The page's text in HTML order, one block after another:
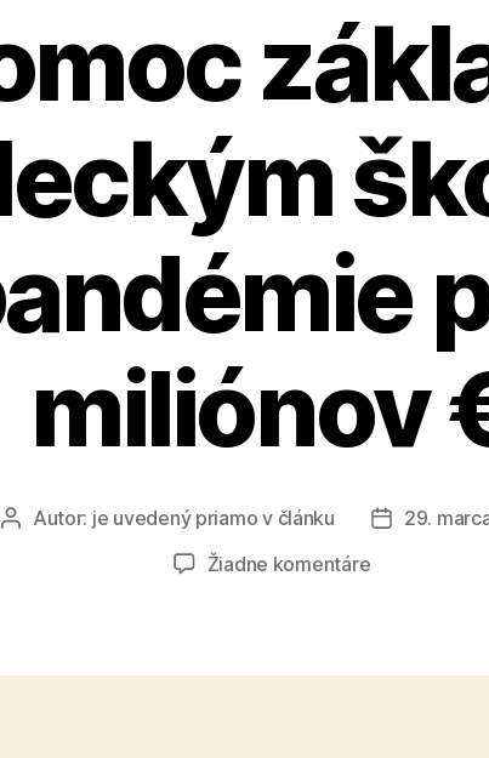
miliónov
AutorAutor: je uvedený priamo v článku
Dátum
29.
Žiadne komentárena
umeleckým